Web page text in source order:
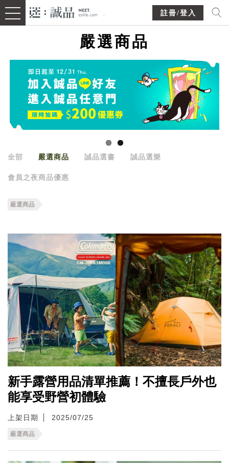
註冊/登入
嚴選商品
全部 嚴選商品 誠品選書 誠品選樂
會員之夜商品優惠
嚴選商品
新手露營用品清單推薦！不擅長戶外也
能享受野營初體驗
上架日期 2025/07/25
嚴選商品